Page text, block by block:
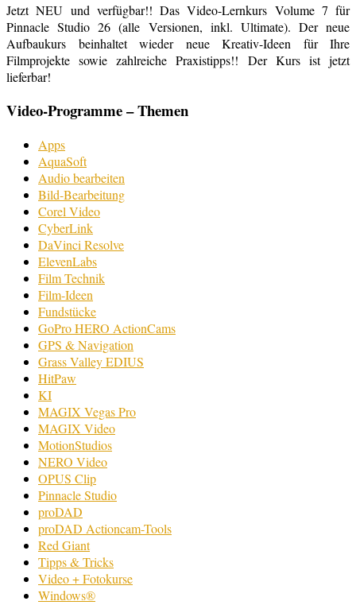
Jetzt NEU und verfügbar!! Das Video-Lernkurs Volume 7 für
Pinnacle Studio 26 (alle Versionen, inkl. Ultimate). Der neue
Aufbaukurs beinhaltet wieder neue Kreativ-Ideen für Ihre
Filmprojekte sowie zahlreiche Praxistipps!! Der Kurs ist jetzt
lieferbar!
Video-Programme – Themen
Apps
AquaSoft
Audio bearbeiten
Bild-Bearbeitung
Corel Video
CyberLink
DaVinci Resolve
ElevenLabs
Film Technik
Film-Ideen
Fundstücke
GoPro HERO ActionCams
GPS & Navigation
Grass Valley EDIUS
HitPaw
KI
MAGIX Vegas Pro
MAGIX Video
MotionStudios
NERO Video
OPUS Clip
Pinnacle Studio
proDAD
proDAD Actioncam-Tools
Red Giant
Tipps & Tricks
Video + Fotokurse
Windows®